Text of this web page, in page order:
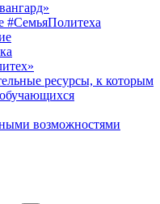
#СемьяПолитеха
ресурсы, к которым
обучающихся
возможностями